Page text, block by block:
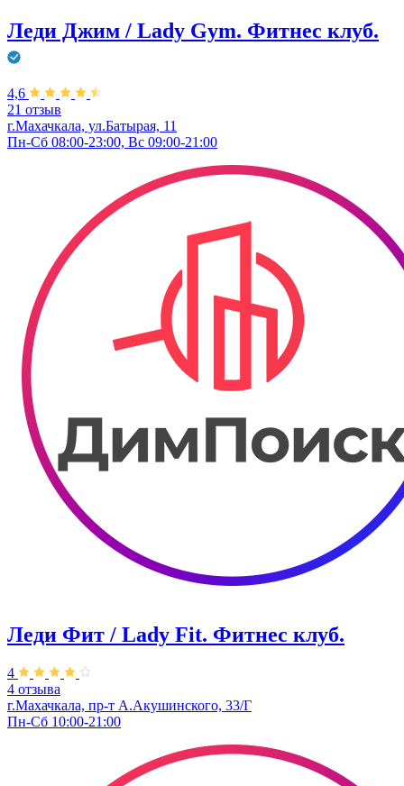
Леди Джим / Lady Gym. Фитнес клуб.
4,6
21 отзыв
г.Махачкала, ул.Батырая, 11
Пн-Сб 08:00-23:00, Вс 09:00-21:00
Леди Фит / Lady Fit. Фитнес клуб.
4
4 отзыва
г.Махачкала, пр-т А.Акушинского, 33/Г
Пн-Сб 10:00-21:00